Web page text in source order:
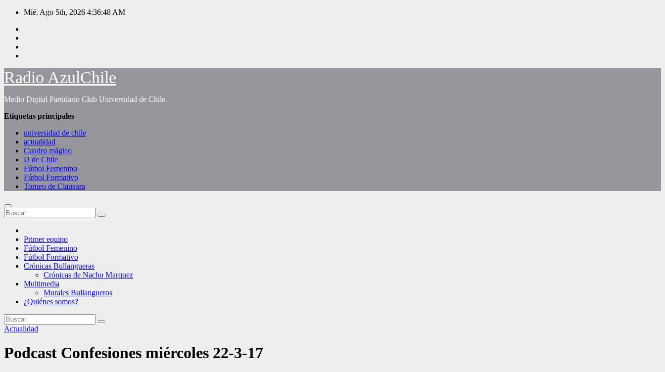
Saltar
contenido
Mié. Ago 5th, 2026 4:36:49 AM
Radio AzulChile
Medio Digital Partidario Club Universidad de Chile.
Etiquetas principales
universidad de chile
actualidad
Cuadro mágico
U de Chile
Fútbol Femenino
Fútbol Formativo
Torneo de Clausura
Primer equipo
Fútbol Femenino
Fútbol Formativo
Crónicas Bullangueras
Crónicas de Nacho Marquez
Multimedia
Murales Bullangueros
¿Quiénes somos?
Actualidad
Podcast Confesiones miércoles 22-3-17